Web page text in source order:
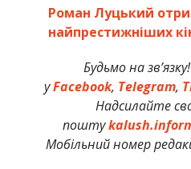
Роман Луцький
найпрестижніших
Будьмо на
уFacebook, Telegram,
Надсилайте
пошту
Мобільний номер